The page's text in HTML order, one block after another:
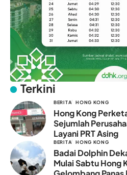
Terkini
BERITA HONG KONG
Hong Kong
Sejumlah
Layani PRT Asing
BERITA HONG KONG
Badai Dolphin
Mulai Sabtu Hong